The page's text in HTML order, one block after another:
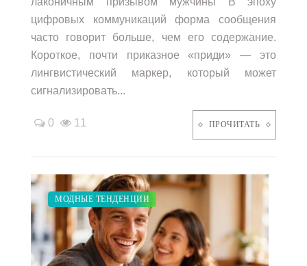
цифровых коммуникаций форма сообщения
часто говорит больше, чем его содержание.
Короткое, почти приказное «приди» — это
лингвистический маркер, который может
сигнализировать...
0 11 ПРОЧИТАТЬ
ДИЕТА
СВАДЬБА
МОДНЫЕ ТЕНДЕНЦИИ